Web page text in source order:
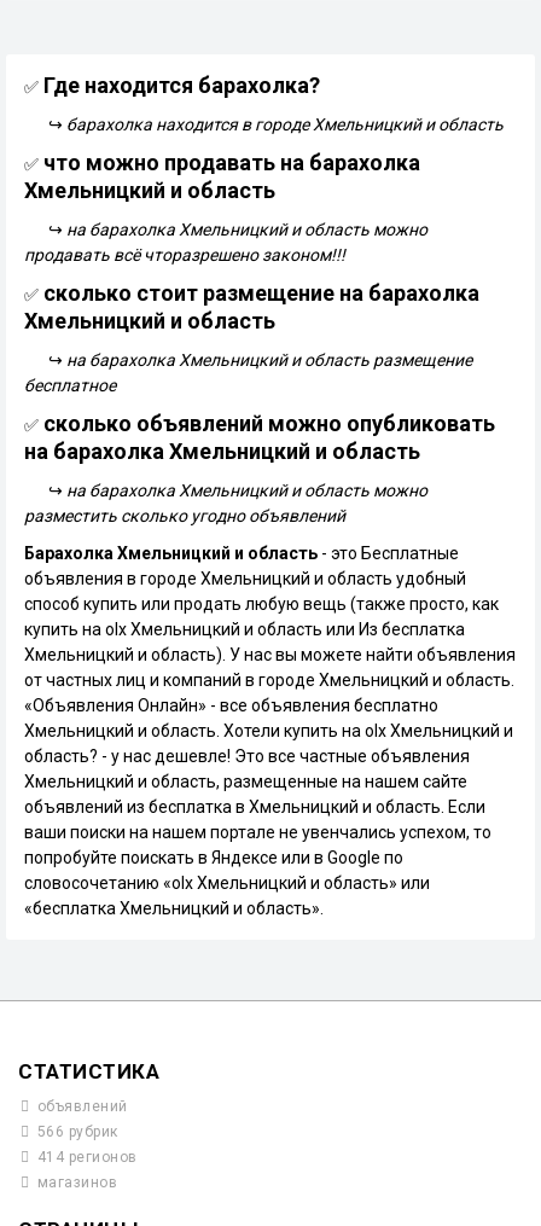
✅ Где находится барахолка?
↪ барахолка находится в городе Хмельницкий и область
✅ что можно продавать на барахолка
Хмельницкий и область
↪ на барахолка Хмельницкий и область можно
продавать всё чторазрешено законом!!!
✅ сколько стоит размещение на барахолка
Хмельницкий и область
↪ на барахолка Хмельницкий и область размещение
бесплатное
✅ сколько объявлений можно опубликовать
на барахолка Хмельницкий и область
↪ на барахолка Хмельницкий и область можно
разместить сколько угодно объявлений
Барахолка Хмельницкий и область - это Бесплатные
объявления в городе Хмельницкий и область удобный
способ купить или продать любую вещь (также просто, как
купить на olx Хмельницкий и область или Из бесплатка
Хмельницкий и область). У нас вы можете найти объявления
от частных лиц и компаний в городе Хмельницкий и область.
«Объявления Онлайн» - все объявления бесплатно
Хмельницкий и область. Хотели купить на olx Хмельницкий и
область? - у нас дешевле! Это все частные объявления
Хмельницкий и область, размещенные на нашем сайте
объявлений из бесплатка в Хмельницкий и область. Если
ваши поиски на нашем портале не увенчались успехом, то
попробуйте поискать в Яндексе или в Google по
словосочетанию «olx Хмельницкий и область» или
«бесплатка Хмельницкий и область».
СТАТИСТИКА
объявлений
566 рубрик
414 регионов
магазинов